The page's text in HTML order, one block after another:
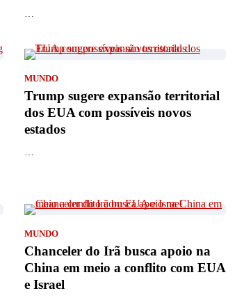
MUNDO
Trump sugere expansão territorial
dos EUA com possíveis novos
estados
MUNDO
Chanceler do Irã busca apoio na
China em meio a conflito com EUA
e Israel